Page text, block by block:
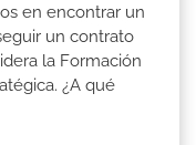
en encontrar un
un contrato
la Formación
¿A qué